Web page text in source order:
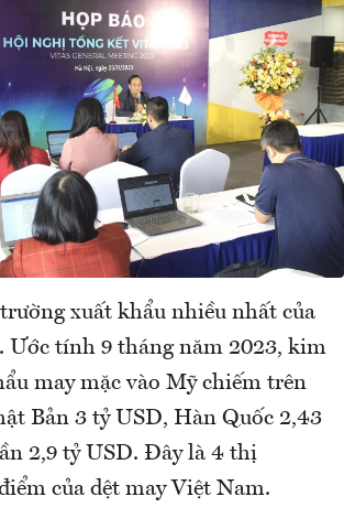
xuất khẩu nhiều nhất của
Ước tính 9 tháng năm 2023, kim
may mặc vào Mỹ chiếm trên
Bản 3 tỷ USD, Hàn Quốc 2,43
2,9 tỷ USD. Đây là 4 thị
của dệt may Việt Nam.